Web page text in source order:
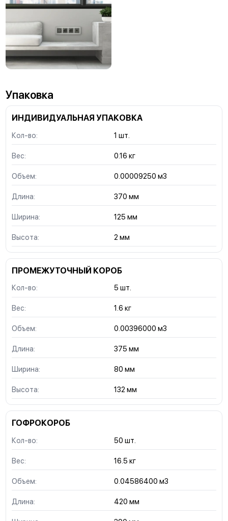
Упаковка
ИНДИВИДУАЛЬНАЯ УПАКОВКА
Кол-во: 1 шт.
Вес: 0.16 кг
Объем: 0.00009250 м3
Длина: 370 мм
Ширина: 125 мм
Высота: 2 мм
ПРОМЕЖУТОЧНЫЙ КОРОБ
Кол-во: 5 шт.
Вес: 1.6 кг
Объем: 0.00396000 м3
Длина: 375 мм
Ширина: 80 мм
Высота: 132 мм
ГОФРОКОРОБ
Кол-во: 50 шт.
Вес: 16.5 кг
Объем: 0.04586400 м3
Длина: 420 мм